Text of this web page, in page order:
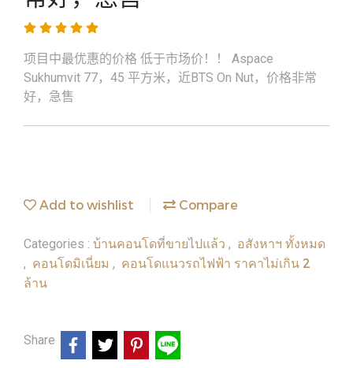
项目中最优惠的价格 低于市场价！！ Aspace
Sukhumvit 77，45 平方米，近BTS On Nut，价格非常
好，急售
Add to wishlist Compare
Categories : บ้านคอนโดที่ขายไปแล้ว , อสังหาฯ ทั้งหมด
, คอนโดมิเนี่ยม , คอนโดแนวรถไฟฟ้า ราคาไม่เกิน 2
ล้าน
Share